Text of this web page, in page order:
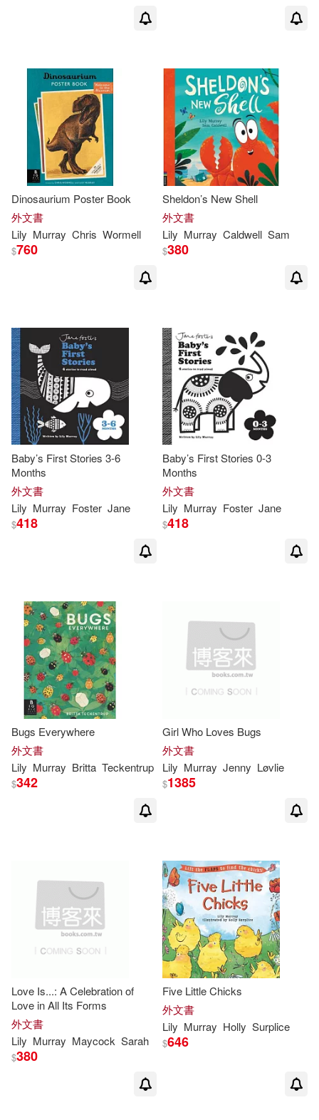
Dinosaurium Poster Book
外文書
Lily Murray Chris Wormell
$760
Sheldon’s New Shell
外文書
Lily Murray Caldwell Sam
$380
Baby’s First Stories 3-6
Months
外文書
Lily Murray Foster Jane
$418
Baby’s First Stories 0-3
Months
外文書
Lily Murray Foster Jane
$418
Bugs Everywhere
外文書
Lily Murray Britta Teckentrup
$342
Girl Who Loves Bugs
外文書
Lily Murray Jenny Løvlie
$1385
Love Is...: A Celebration of
Love in All Its Forms
外文書
Lily Murray Maycock Sarah
$380
Five Little Chicks
外文書
Lily Murray Holly Surplice
$646